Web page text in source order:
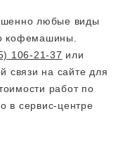
любые виды
кофемашины.
106-21-37 или
связи на сайте для
работ по
в сервис-центре